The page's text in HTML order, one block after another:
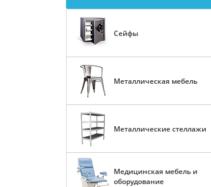
Сейфы
Металлическая мебель
Металлические стеллажи
Медицинская мебель и
оборудование